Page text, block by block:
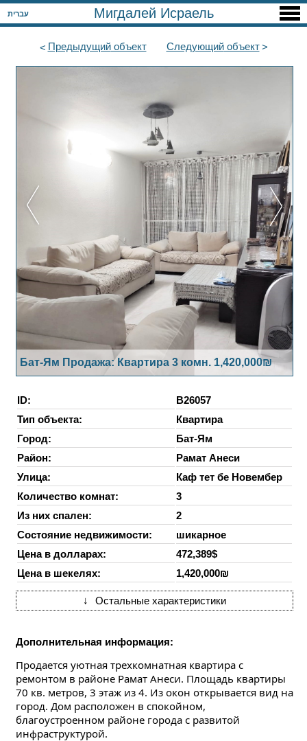
עברית Мигдалей Исраель
Предыдущийобъект Следующийобъект
Бат-Ям Продажа: Квартира 3 комн. 1,420,000₪
ID:
B26057
Тип объекта:
Квартира
Город:
Бат-Ям
Район:
Рамат Анеси
Улица:
Каф тет бе Новембер
Количество комнат:
3
Из них спален:
2
Состояние недвижимости:
шикарное
Цена в долларах:
472,389$
Цена в шекелях:
1,420,000₪
↓ Остальные характеристики
Дополнительная информация:
Продается уютная трехкомнатная квартира с
ремонтом в районе Рамат Анеси. Площадь квартиры
70 кв. метров, 3 этаж из 4. Из окон открывается вид на
город. Дом расположен в спокойном,
благоустроенном районе города с развитой
инфраструктурой.